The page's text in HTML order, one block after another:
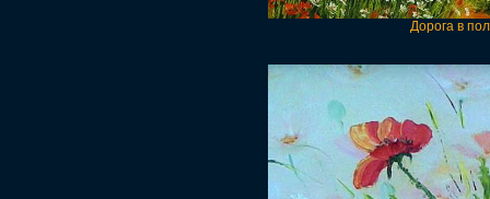
Дорога в